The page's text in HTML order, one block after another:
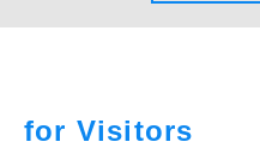
for Visitors